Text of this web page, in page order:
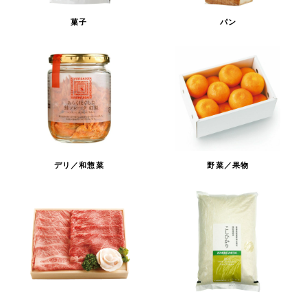
菓子 パン
デリ／和惣菜 野菜／果物